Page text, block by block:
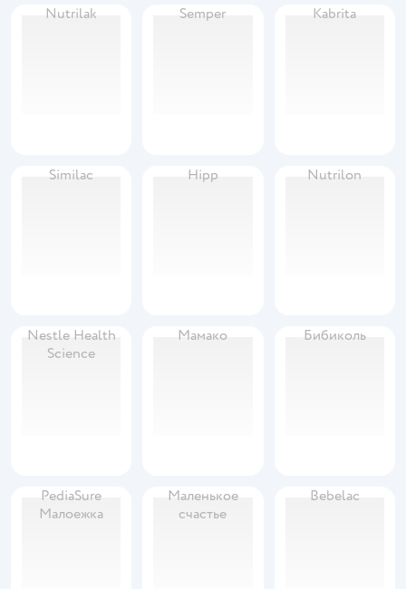
Nutrilak Semper Kabrita
Similac Hipp Nutrilon
Nestle Health
Science
Мамако Бибиколь
PediaSure
Малоежка
Маленькое
счастье
Bebelac